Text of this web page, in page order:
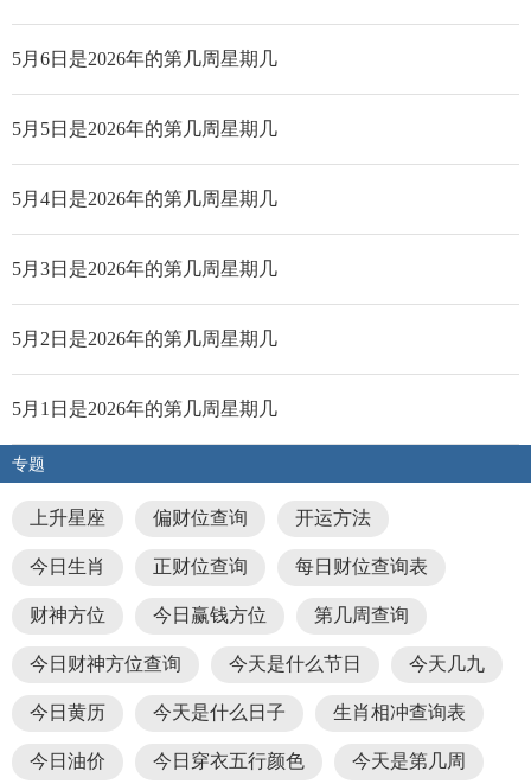
5月6日是2026年的第几周星期几
5月5日是2026年的第几周星期几
5月4日是2026年的第几周星期几
5月3日是2026年的第几周星期几
5月2日是2026年的第几周星期几
5月1日是2026年的第几周星期几
专题
上升星座 偏财位查询 开运方法
今日生肖 正财位查询 每日财位查询表
财神方位 今日赢钱方位 第几周查询
今日财神方位查询 今天是什么节日 今天几九
今日黄历 今天是什么日子 生肖相冲查询表
今日油价 今日穿衣五行颜色 今天是第几周